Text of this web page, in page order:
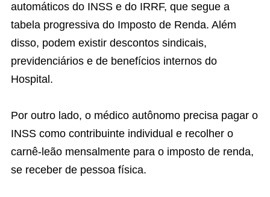
automáticos do INSS e do IRRF, que segue a
tabela progressiva do Imposto de Renda. Além
disso, podem existir descontos sindicais,
previdenciários e de benefícios internos do
Hospital.
Por outro lado, o médico autônomo precisa pagar o
INSS como contribuinte individual e recolher o
carnê-leão mensalmente para o imposto de renda,
se receber de pessoa física.